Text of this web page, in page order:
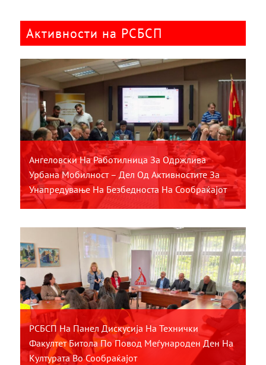
Активности на РСБСП
Ангеловски На Работилница За Одржлива
Урбана Мобилност – Дел Од Активностите За
Унапредување На Безбедноста На Сообраќајот
РСБСП На Панел Дискусија На Технички
Факултет Битола По Повод Меѓународен Ден На
Културата Во Сообраќајот